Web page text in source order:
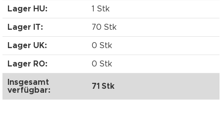
Lager HU: 1 Stk
Lager IT: 70 Stk
Lager UK: 0 Stk
Lager RO: 0 Stk
Insgesamt
verfügbar:
71 Stk